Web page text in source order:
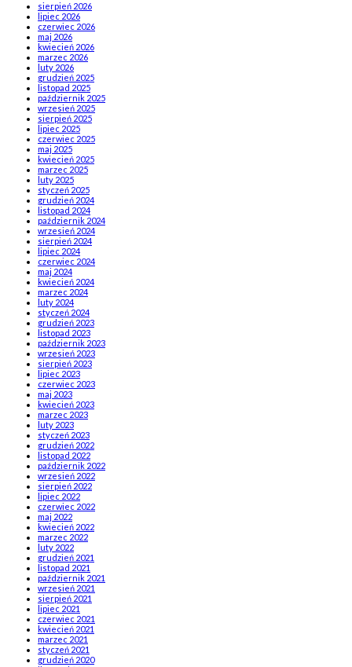
sierpień 2026
lipiec 2026
czerwiec 2026
maj 2026
kwiecień 2026
marzec 2026
luty 2026
grudzień 2025
listopad 2025
październik 2025
wrzesień 2025
sierpień 2025
lipiec 2025
czerwiec 2025
maj 2025
kwiecień 2025
marzec 2025
luty 2025
styczeń 2025
grudzień 2024
listopad 2024
październik 2024
wrzesień 2024
sierpień 2024
lipiec 2024
czerwiec 2024
maj 2024
kwiecień 2024
marzec 2024
luty 2024
styczeń 2024
grudzień 2023
listopad 2023
październik 2023
wrzesień 2023
sierpień 2023
lipiec 2023
czerwiec 2023
maj 2023
kwiecień 2023
marzec 2023
luty 2023
styczeń 2023
grudzień 2022
listopad 2022
październik 2022
wrzesień 2022
sierpień 2022
lipiec 2022
czerwiec 2022
maj 2022
kwiecień 2022
marzec 2022
luty 2022
grudzień 2021
listopad 2021
październik 2021
wrzesień 2021
sierpień 2021
lipiec 2021
czerwiec 2021
kwiecień 2021
marzec 2021
styczeń 2021
grudzień 2020